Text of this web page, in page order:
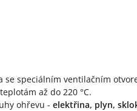
se speciálním ventilačním
až do 220 °C.
ohřevu - elektřina, plyn,